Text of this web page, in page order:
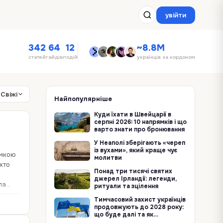
увійти
342
статей
64
гайдів
12
подій
~8.8M
українців за кордоном
Свіжі
Найпопулярніше
Куди їхати в Швейцарії в
серпні 2026: 10 напрямків і що
варто знати про бронювання
У Неаполі зберігають «череп
із вухами», який краще чує
молитви
Понад три тисячі святих
джерел Ірландії: легенди,
ритуали та зцілення
Тимчасовий захист українців
продовжують до 2028 року:
що буде далі та як